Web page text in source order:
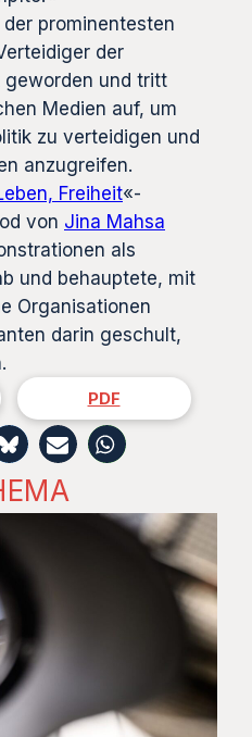
prominentesten
der
geworden und tritt
Medien auf, um
zu verteidigen und
anzugreifen.
Freiheit«-
von Jina Mahsa
als
und behauptete, mit
Organisationen
darin geschult,
PDF